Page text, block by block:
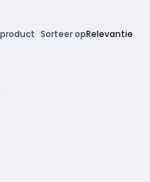
product Sorteer op